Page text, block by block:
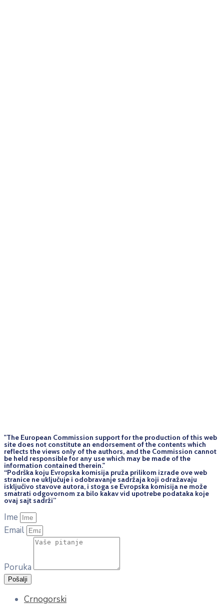
"The European Commission support for the production of this web
site does not constitute an endorsement of the contents which
reflects the views only of the authors, and the Commission cannot
be held responsi­ble for any use which may be made of the
information contained therein."
“Podrška koju Evropska komisija pruža prilikom izrade ove web
stranice ne uključuje i odobravanje sadržaja koji odražavaju
isključivo stavove autora, i stoga se Evropska komisija ne može
smatrati odgovornom za bilo kakav vid upotrebe podataka koje
ovaj sajt sadrži”
Ime
Email
Poruka
Pošalji
Crnogorski